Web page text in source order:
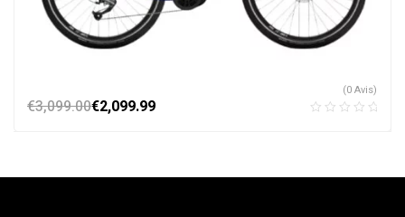
€3,099.00€2,099.99
(0 Avis)